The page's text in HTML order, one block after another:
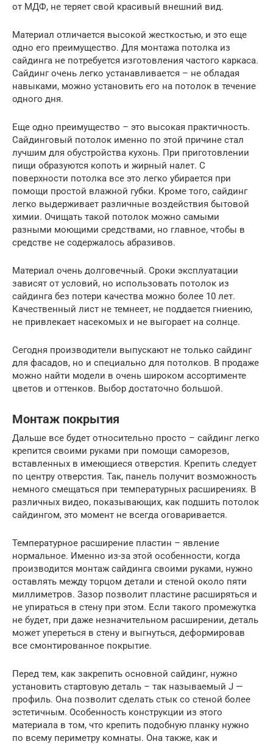
от МДФ, не теряет свой красивый внешний вид.
Материал отличается высокой жесткостью, и это еще
одно его преимущество. Для монтажа потолка из
сайдинга не потребуется изготовления частого каркаса.
Сайдинг очень легко устанавливается – не обладая
навыками, можно установить его на потолок в течение
одного дня.
Еще одно преимущество – это высокая практичность.
Сайдинговый потолок именно по этой причине стал
лучшим для обустройства кухонь. При приготовлении
пищи образуются копоть и жирный налет. С
поверхности потолка все это легко убирается при
помощи простой влажной губки. Кроме того, сайдинг
легко выдерживает различные воздействия бытовой
химии. Очищать такой потолок можно самыми
разными моющими средствами, но главное, чтобы в
средстве не содержалось абразивов.
Материал очень долговечный. Сроки эксплуатации
зависят от условий, но использовать потолок из
сайдинга без потери качества можно более 10 лет.
Качественный лист не темнеет, не поддается гниению,
не привлекает насекомых и не выгорает на солнце.
Сегодня производители выпускают не только сайдинг
для фасадов, но и специально для потолков. В продаже
можно найти модели в очень широком ассортименте
цветов и оттенков. Выбор достаточно большой.
Монтаж покрытия
Дальше все будет относительно просто – сайдинг легко
крепится своими руками при помощи саморезов,
вставленных в имеющиеся отверстия. Крепить следует
по центру отверстия. Так, панель получит возможность
немного смещаться при температурных расширениях. В
различных видео, показывающих, как подшить потолок
сайдингом, это момент не всегда оговаривается.
Температурное расширение пластин – явление
нормальное. Именно из-за этой особенности, когда
производится монтаж сайдинга своими руками, нужно
оставлять между торцом детали и стеной около пяти
миллиметров. Зазор позволит пластине расширяться и
не упираться в стену при этом. Если такого промежутка
не будет, при даже незначительном расширении, деталь
может упереться в стену и выгнуться, деформировав
все смонтированное покрытие.
Перед тем, как закрепить основной сайдинг, нужно
установить стартовую деталь – так называемый J —
профиль. Она позволит сделать стык со стеной более
эстетичным. Особенность конструкции из этого
материала в том, что крепить подобную планку нужно
по всему периметру комнаты. Она также, как и